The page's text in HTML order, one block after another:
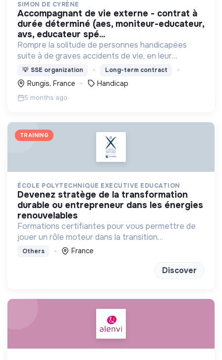
SIMON DE CYRÈNE
accompagnant de vie externe - contrat à
durée déterminé (aes, moniteur-educateur,
avs, educateur spé...
Rompre la solitude de personnes handicapées
suite à de graves accidents de vie, en leur
proposant de vivre ensemble avec des valides
dans des maisons partagées, et s'intégrer dans la
vie du quartier.
💡 SSE organization Long-term contract
Rungis, France Handicap
5 months ago
TRAINING
ÉCOLE POLYTECHNIQUE EXECUTIVE EDUCATION
devenez stratège de la transformation
durable ou entrepreneur dans les énergies
renouvelables
Formations certifiantes pour vous permettre de
jouer un rôle moteur dans la transition
énergétique
Others France
Discover